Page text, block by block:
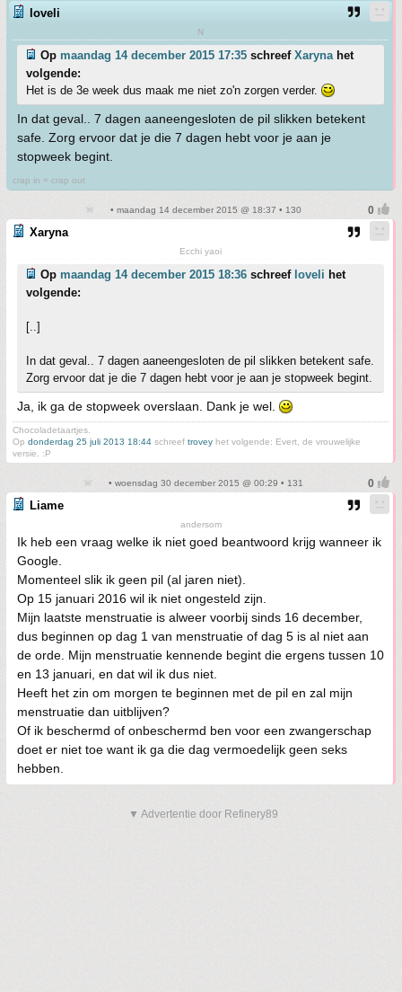
loveli
N
Op maandag 14 december 2015 17:35 schreef Xarynahet
volgende:
Het is de 3e week dus maak me niet zo'n zorgen verder.
In dat geval.. 7 dagen aaneengesloten de pil slikken betekent
safe. Zorg ervoor dat je die 7 dagen hebt voor je aan je
stopweek begint.
crap in = crap out
• maandag 14 december 2015 @ 18:37 • 130
Xaryna
Ecchi yaoi
Op maandag 14 december 2015 18:36 schreef loveli het
volgende:
[..]
In dat geval.. 7 dagen aaneengesloten de pil slikken betekent safe.
Zorg ervoor dat je die 7 dagen hebt voor je aan je stopweek begint.
Ja, ik ga de stopweek overslaan. Dank je wel.
Chocoladetaartjes.
Op donderdag 25 juli 2013 18:44 schreef trovey het volgende: Evert, de vrouwelijke
versie. :P
• woensdag 30 december 2015 @ 00:29 • 131
Liame
andersom
Ik heb een vraag welke ik niet goed beantwoord krijg wanneer ik
Google.
Momenteel slik ik geen pil (al jaren niet).
Op 15 januari 2016 wil ik niet ongesteld zijn.
Mijn laatste menstruatie is alweer voorbij sinds 16 december,
dus beginnen op dag 1 van menstruatie of dag 5 is al niet aan
de orde. Mijn menstruatie kennende begint die ergens tussen 10
en 13 januari, en dat wil ik dus niet.
Heeft het zin om morgen te beginnen met de pil en zal mijn
menstruatie dan uitblijven?
Of ik beschermd of onbeschermd ben voor een zwangerschap
doet er niet toe want ik ga die dag vermoedelijk geen seks
hebben.
▼ Advertentie door Refinery89